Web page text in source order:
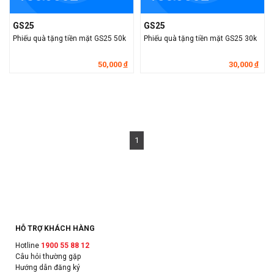
GS25
Phiếu quà tặng tiền mặt GS25 50k
50,000 đ
GS25
Phiếu quà tặng tiền mặt GS25 30k
30,000 đ
1
HỖ TRỢ KHÁCH HÀNG
Hotline 1900 55 88 12
Câu hỏi thường gặp
Hướng dẫn đăng ký